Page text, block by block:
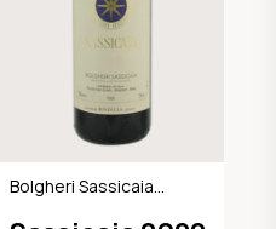
Bolgheri Sassicaia